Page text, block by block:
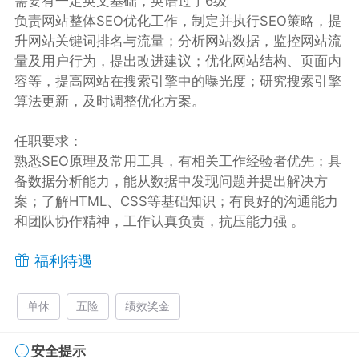
负责网站整体SEO优化工作，制定并执行SEO策略，提
升网站关键词排名与流量；分析网站数据，监控网站流
量及用户行为，提出改进建议；优化网站结构、页面内
容等，提高网站在搜索引擎中的曝光度；研究搜索引擎
算法更新，及时调整优化方案。
任职要求：
熟悉SEO原理及常用工具，有相关工作经验者优先；具
备数据分析能力，能从数据中发现问题并提出解决方
案；了解HTML、CSS等基础知识；有良好的沟通能力
和团队协作精神，工作认真负责，抗压能力强 。
福利待遇
单休 五险 绩效奖金
安全提示